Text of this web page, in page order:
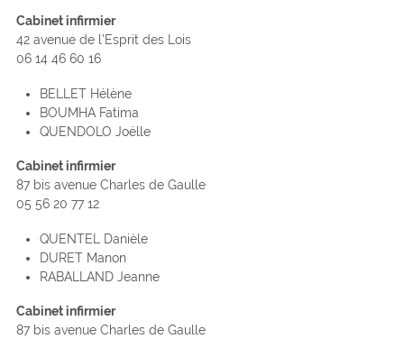
Cabinet infirmier
42 avenue de l’Esprit des Lois
06 14 46 60 16
BELLET Hélène
BOUMHA Fatima
QUENDOLO Joëlle
Cabinet infirmier
87 bis avenue Charles de Gaulle
05 56 20 77 12
QUENTEL Danièle
DURET Manon
RABALLAND Jeanne
Cabinet infirmier
87 bis avenue Charles de Gaulle